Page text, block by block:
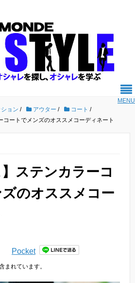
MENU
ョン / アウター / コート /
コートでメンズのオススメコーディネート
】ステンカラーコ
のオススメコー
Pocket
れています。